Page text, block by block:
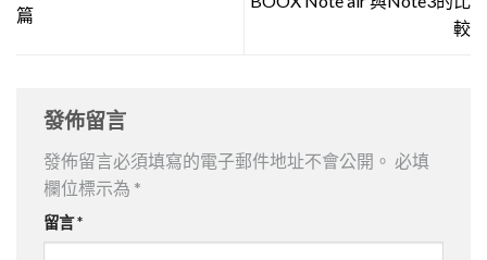
篇
較
發佈留言
發佈留言必須填寫的電子郵件地址不會公開。 必填
欄位標示為 *
留言*